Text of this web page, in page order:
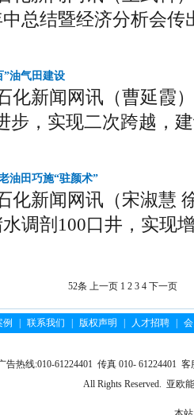
总结暨经济分析会传
”油气田建设
新闻网讯（曹延霞）
步，实现二次跨越，
油田巧施“驻颜术”
新闻网讯（宋淑慧
调剖100口井，实现
52条 上一页 1 2 3 4 下一页
例 联系我们 版权声明 人才招聘
告热线:010-61224401 传真 010- 61224401
All Rights Reserved. 亚欧